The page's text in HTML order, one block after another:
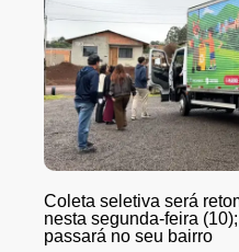
Coleta seletiva será
nesta segunda-feira
passará no seu bairro